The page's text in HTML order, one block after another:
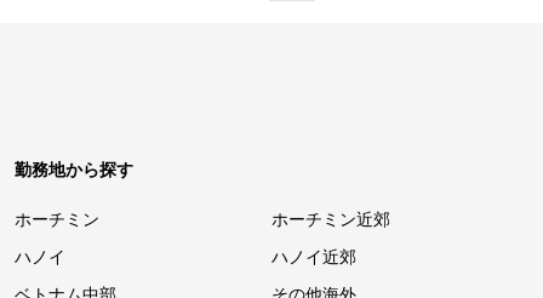
勤務地から探す
ホーチミン
ホーチミン近郊
ハノイ
ハノイ近郊